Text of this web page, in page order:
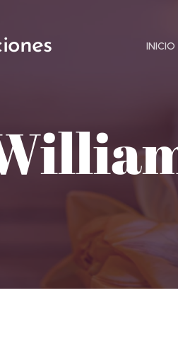
INICIO